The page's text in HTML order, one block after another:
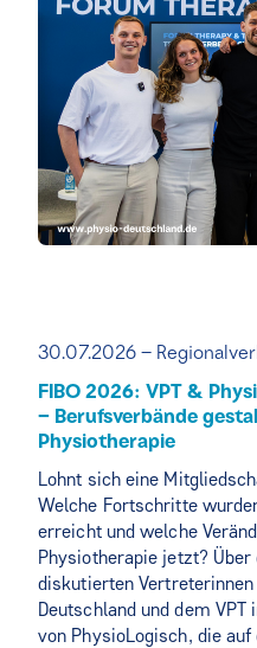
30.07.2026 –
FIBO 2026: VPT &
– Berufsverbände
Physiotherapie
Lohnt sich eine
Welche Fortschritte
erreicht und welche
Physiotherapie jetzt?
diskutierten
Deutschland und dem
von PhysioLogisch, die